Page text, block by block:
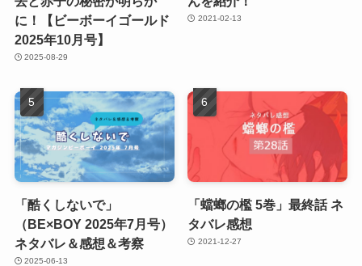
に！【ビーボーイゴールド
2025年10月号】
2025-08-29
2021-02-13
「酷くしないで」
（BE×BOY 2025年7月号）
ネタバレ＆感想＆考察
2025-06-13
「蟷螂の檻 5巻」最終話 ネ
タバレ感想
2021-12-27